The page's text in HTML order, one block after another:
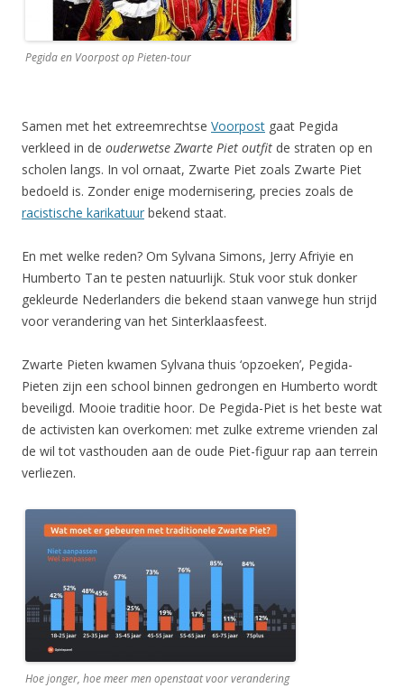
Pegida en Voorpost op Pieten-tour
Samen met het extreemrechtse Voorpost gaat Pegida
verkleed in de ouderwetse Zwarte Piet outfit de straten op en
scholen langs. In vol ornaat, Zwarte Piet zoals Zwarte Piet
bedoeld is. Zonder enige modernisering, precies zoals de
racistische karikatuur bekend staat.
En met welke reden? Om Sylvana Simons, Jerry Afriyie en
Humberto Tan te pesten natuurlijk. Stuk voor stuk donker
gekleurde Nederlanders die bekend staan vanwege hun strijd
voor verandering van het Sinterklaasfeest.
Zwarte Pieten kwamen Sylvana thuis ‘opzoeken’, Pegida-
Pieten zijn een school binnen gedrongen en Humberto wordt
beveiligd. Mooie traditie hoor. De Pegida-Piet is het beste wat
de activisten kan overkomen: met zulke extreme vrienden zal
de wil tot vasthouden aan de oude Piet-figuur rap aan terrein
verliezen.
Hoe jonger, hoe meer men openstaat voor verandering